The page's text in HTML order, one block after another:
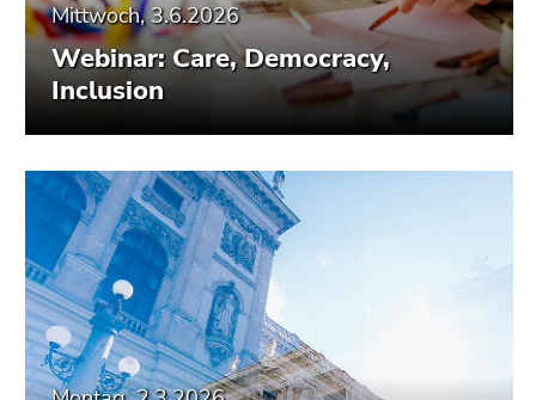
Mittwoch, 3.6.2026
Webinar: Care, Democracy,
Inclusion